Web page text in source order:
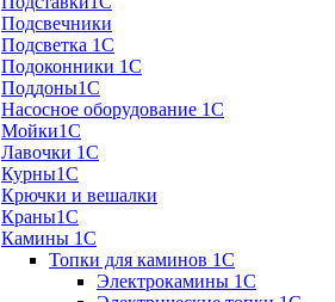
Подсвечники
Подсветка 1С
Подоконники 1С
Поддоны1С
Насосное оборудование 1С
Мойки1С
Лавочки 1С
Курны1С
Крючки и вешалки
Краны1С
Камины 1C
Топки для каминов 1C
Электрокамины 1С